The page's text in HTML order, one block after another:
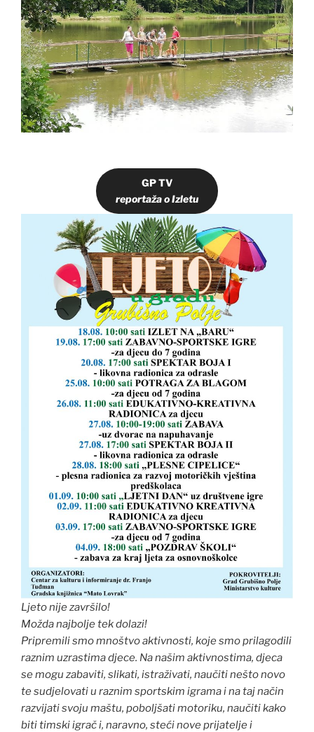
GP TV
reportaža o Izletu
Ljeto nije završilo!
Možda najbolje tek dolazi!
Pripremili smo mnoštvo aktivnosti, koje smo prilagodili
raznim uzrastima djece. Na našim aktivnostima, djeca
se mogu zabaviti, slikati, istraživati, naučiti nešto novo
te sudjelovati u raznim sportskim igrama i na taj način
razvijati svoju maštu, poboljšati motoriku, naučiti kako
biti timski igrač i, naravno, steći nove prijatelje i